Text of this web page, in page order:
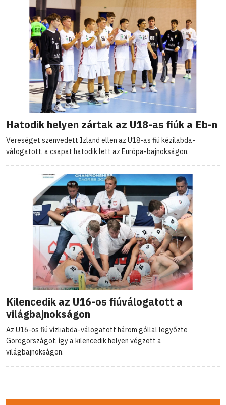
Hatodik helyen zártak az U18-as fiúk a Eb-n
Vereséget szenvedett Izland ellen az U18-as fiú kézilabda-
válogatott, a csapat hatodik lett az Európa-bajnokságon.
Kilencedik az U16-os fiúválogatott a
világbajnokságon
Az U16-os fiú vízliabda-válogatott három góllal legyőzte
Görögországot, így a kilencedik helyen végzett a
világbajnokságon.